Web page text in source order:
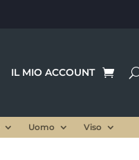
IL MIO ACCOUNT
Uomo Viso